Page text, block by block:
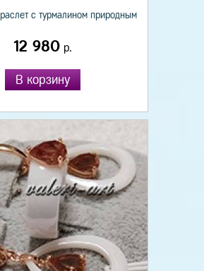
с турмалином природным
12 980р.
В корзину